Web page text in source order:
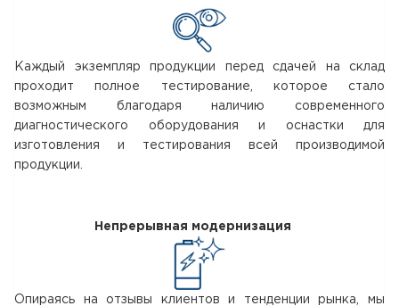
Каждый экземпляр продукции перед сдачей на склад
проходит полное тестирование, которое стало
возможным благодаря наличию современного
диагностического оборудования и оснастки для
изготовления и тестирования всей производимой
продукции.
Непрерывная модернизация
Опираясь на отзывы клиентов и тенденции рынка, мы